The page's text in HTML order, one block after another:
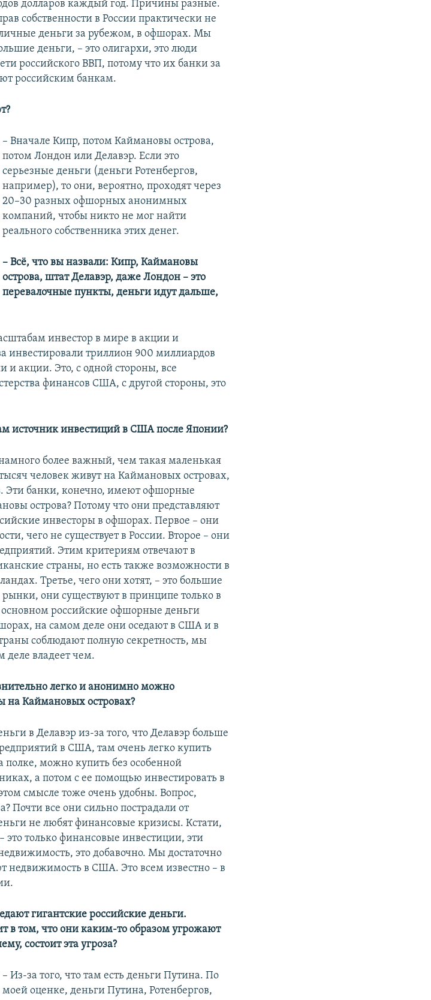
долларов каждый год. Причины разные.
собственности в России практически не
деньги за рубежом, в офшорах. Мы
деньги, – это олигархи, это люди
российского ВВП, потому что их банки за
российским банкам.
– Вначале Кипр, потом Каймановы острова,
потом Лондон или Делавэр. Если это
серьезные деньги (деньги Ротенбергов,
например), то они, вероятно, проходят через
20–30 разных офшорных анонимных
компаний, чтобы никто не мог найти
реального собственника этих денег.
– Всё, что вы назвали: Кипр, Каймановы
острова, штат Делавэр, даже Лондон – это
перевалочные пункты, деньги идут дальше,
инвестор в мире в акции и
триллион 900 миллиардов
и акции. Это, с одной стороны, все
финансов США, с другой стороны, это
источник инвестиций в США после Японии?
более важный, чем такая маленькая
человек живут на Каймановых островах,
Эти банки, конечно, имеют офшорные
острова? Потому что они представляют
инвесторы в офшорах. Первое – они
чего не существует в России. Второе – они
Этим критериям отвечают в
страны, но есть также возможности в
Третье, чего они хотят, – это большие
они существуют в принципе только в
российские офшорные деньги
на самом деле они оседают в США и в
соблюдают полную секретность, мы
деле владеет чем.
легко и анонимно можно
на Каймановых островах?
в Делавэр из-за того, что Делавэр больше
в США, там очень легко купить
можно купить без особенной
а потом с ее помощью инвестировать в
смысле тоже очень удобны. Вопрос,
Почти все они сильно пострадали от
не любят финансовые кризисы. Кстати,
это только финансовые инвестиции, эти
это добавочно. Мы достаточно
недвижимость в США. Это всем известно – в
гигантские российские деньги.
в том, что они каким-то образом угрожают
состоит эта угроза?
– Из-за того, что там есть деньги Путина. По
моей оценке, деньги Путина, Ротенбергов,